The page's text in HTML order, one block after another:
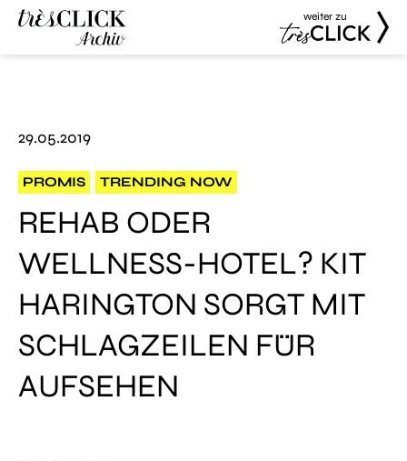
weiter zu
29.05.2019
PROMIS TRENDING NOW
REHAB ODER
WELLNESS-HOTEL? KIT
HARINGTON SORGT MIT
SCHLAGZEILEN FÜR
AUFSEHEN